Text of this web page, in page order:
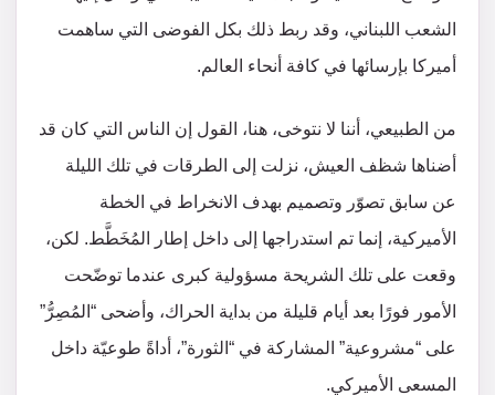
الشعب اللبناني، وقد ربط ذلك بكل الفوضى التي ساهمت
أميركا بإرسائها في كافة أنحاء العالم.
من الطبيعي، أننا لا نتوخى، هنا، القول إن الناس التي كان قد
أضناها شظف العيش، نزلت إلى الطرقات في تلك الليلة
عن سابق تصوّر وتصميم بهدف الانخراط في الخطة
الأميركية، إنما تم استدراجها إلى داخل إطار المُخَطَّط. لكن،
وقعت على تلك الشريحة مسؤولية كبرى عندما توضّحت
الأمور فورًا بعد أيام قليلة من بداية الحراك، وأضحى “المُصِرُّ”
على “مشروعية” المشاركة في “الثورة”، أداةً طوعيّة داخل
المسعى الأميركي.